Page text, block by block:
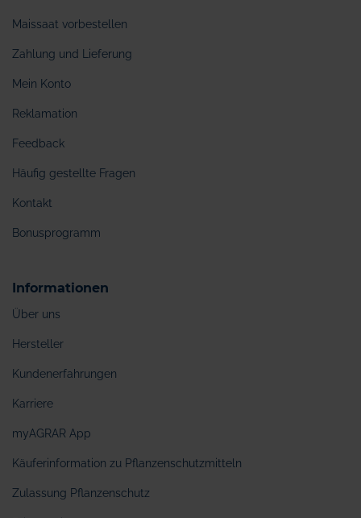
Maissaat vorbestellen
Zahlung und Lieferung
Mein Konto
Reklamation
Feedback
Häufig gestellte Fragen
Kontakt
Bonusprogramm
Informationen
Über uns
Hersteller
Kundenerfahrungen
Karriere
myAGRAR App
Käuferinformation zu Pflanzenschutzmitteln
Zulassung Pflanzenschutz